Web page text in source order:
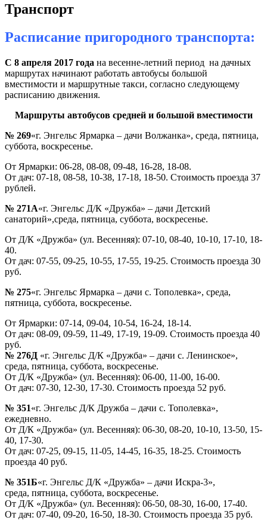
Транспорт
Расписание пригородного транспорта:
С 8 апреля 2017 года на весенне-летний период на дачных
маршрутах начинают работать автобусы большой
вместимости и маршрутные такси, согласно следующему
расписанию движения.
Маршруты автобусов средней и большой вместимости
№ 269«г. Энгельс Ярмарка – дачи Волжанка», среда, пятница,
суббота, воскресенье.
От Ярмарки: 06-28, 08-08, 09-48, 16-28, 18-08.
От дач: 07-18, 08-58, 10-38, 17-18, 18-50. Стоимость проезда 37
рублей.
№ 271А«г. Энгельс Д/К «Дружба» – дачи Детский
санаторий»,среда, пятница, суббота, воскресенье.
От Д/К «Дружба» (ул. Весенняя): 07-10, 08-40, 10-10, 17-10, 18-
40.
От дач: 07-55, 09-25, 10-55, 17-55, 19-25. Стоимость проезда 30
руб.
№ 275«г. Энгельс Ярмарка – дачи с. Тополевка», среда,
пятница, суббота, воскресенье.
От Ярмарки: 07-14, 09-04, 10-54, 16-24, 18-14.
От дач: 08-09, 09-59, 11-49, 17-19, 19-09. Стоимость проезда 40
руб.
№ 276Д «г. Энгельс Д/К «Дружба» – дачи с. Ленинское»,
среда, пятница, суббота, воскресенье.
От Д/К «Дружба» (ул. Весенняя): 06-00, 11-00, 16-00.
От дач: 07-30, 12-30, 17-30. Стоимость проезда 52 руб.
№ 351«г. Энгельс Д/К Дружба – дачи с. Тополевка»,
ежедневно.
От Д/К «Дружба» (ул. Весенняя): 06-30, 08-20, 10-10, 13-50, 15-
40, 17-30.
От дач: 07-25, 09-15, 11-05, 14-45, 16-35, 18-25. Стоимость
проезда 40 руб.
№ 351Б«г. Энгельс Д/К «Дружба» – дачи Искра-3»,
среда, пятница, суббота, воскресенье.
От Д/К «Дружба» (ул. Весенняя): 06-50, 08-30, 16-00, 17-40.
От дач: 07-40, 09-20, 16-50, 18-30. Стоимость проезда 35 руб.